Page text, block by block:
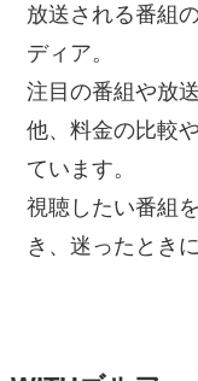
放送される番組
ディア。
注目の番組や放
他、料金の比較
ています。
視聴したい番組
き、迷ったとき